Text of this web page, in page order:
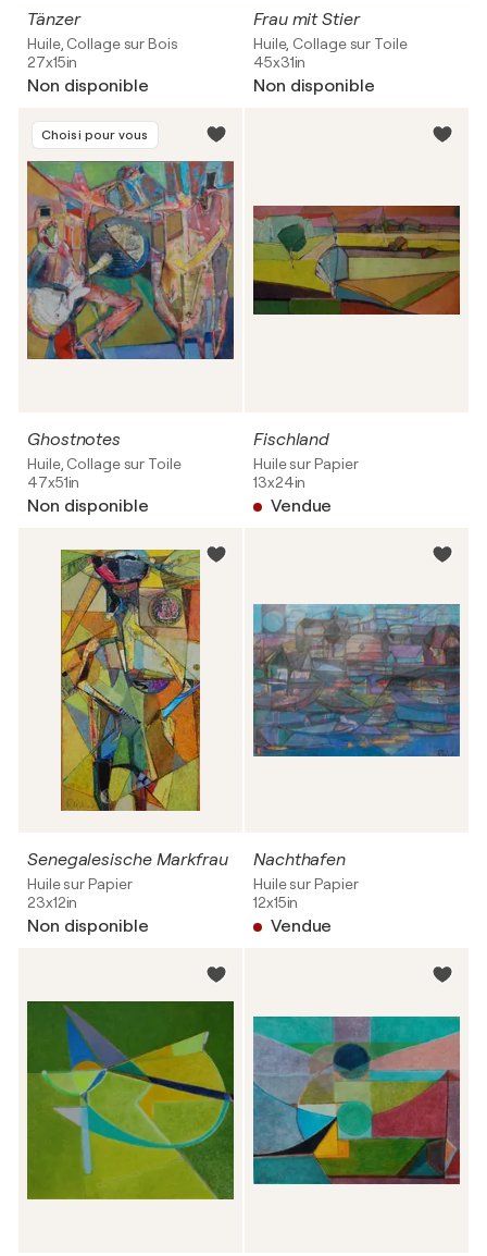
Tänzer
Huile, Collage sur Bois
27x15in
Non disponible
Frau mit Stier
Huile, Collage sur Toile
45x31in
Non disponible
Choisi pour vous
Ghostnotes
Huile, Collage sur Toile
47x51in
Non disponible
Fischland
Huile sur Papier
13x24in
Vendue
Senegalesische Markfrau
Huile sur Papier
23x12in
Non disponible
Nachthafen
Huile sur Papier
12x15in
Vendue